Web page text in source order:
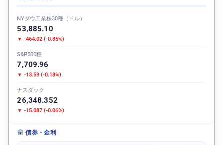
NYダウ工業株30種（ドル）
53,885.10
▼ -464.02 (-0.85%)
S&P500種
7,709.96
▼ -13.59 (-0.18%)
ナスダック
26,348.352
▼ -15.087 (-0.06%)
債券・金利